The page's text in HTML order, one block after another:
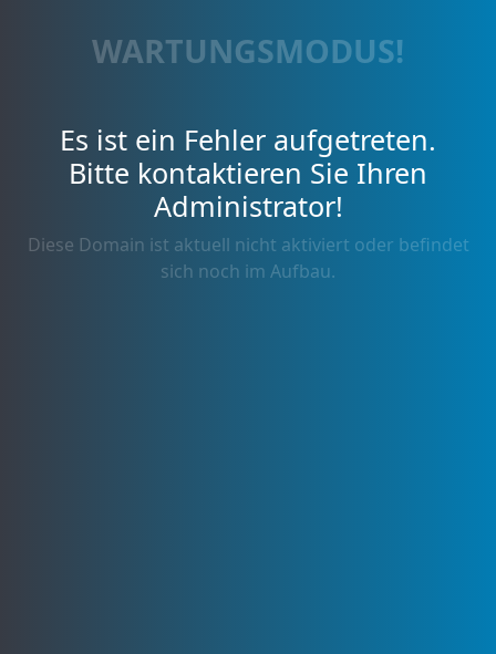
WARTUNGSMODUS!
Es ist ein Fehler aufgetreten.
Bitte kontaktieren Sie Ihren
Administrator!
Diese Domain ist aktuell nicht aktiviert oder befindet
sich noch im Aufbau.